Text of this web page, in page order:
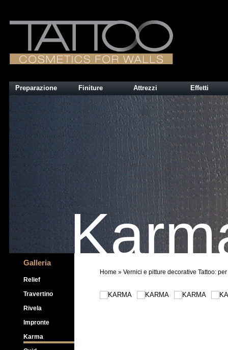
Preparazione Finiture Attrezzi Effetti
Galleria
Relief
Travertino
Rivela
Impronte
Karma
Home » Vernici e pitture decorative Tattoo: